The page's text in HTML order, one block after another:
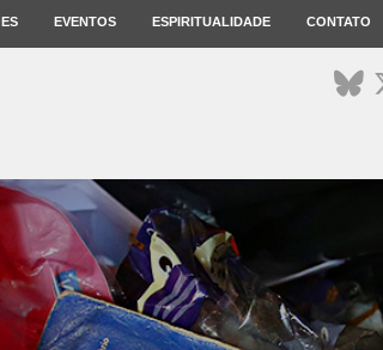
EVENTOS ESPIRITUALIDADE CONTATO